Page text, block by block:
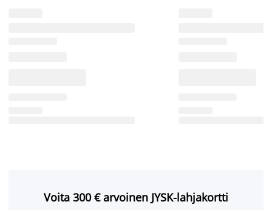
Voita 300 € arvoinen JYSK-lahjakortti